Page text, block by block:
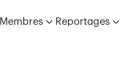
Membres Reportages